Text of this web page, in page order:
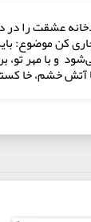
عشقت را در
و با مهر
آتش خشم، خا